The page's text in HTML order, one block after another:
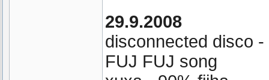
29.9.2008
disconnected disco
FUJ FUJ song